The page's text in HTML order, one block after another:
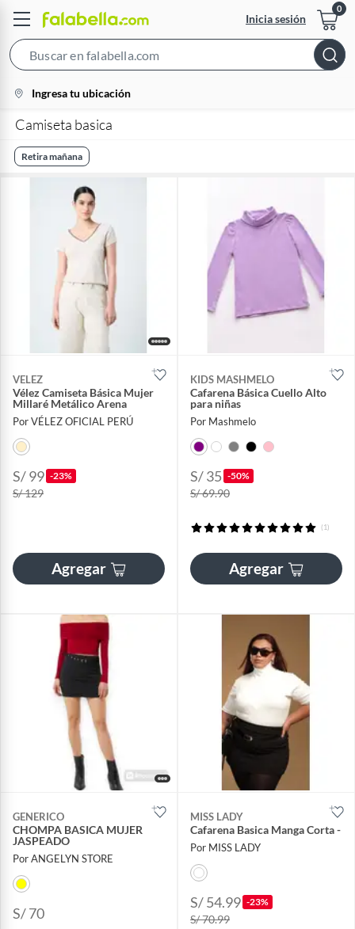
Inicia sesión
Bar
location-
icon
Ingresa tu ubicación
Camiseta basica
Retira mañana
VELEZ
Vélez Camiseta Básica Mujer
Millaré Metálico Arena
Por VÉLEZ OFICIAL PERÚ
S/ 99 -23%
S/ 129
Agregar
KIDS MASHMELO
Cafarena Básica Cuello Alto
para niñas
Por Mashmelo
S/ 35 -50%
S/ 69.90
(1)
Agregar
GENERICO
CHOMPA BASICA MUJER
JASPEADO
Por ANGELYN STORE
S/ 70
MISS LADY
Cafarena Basica Manga Corta -
Por MISS LADY
S/ 54.99 -23%
S/ 70.99